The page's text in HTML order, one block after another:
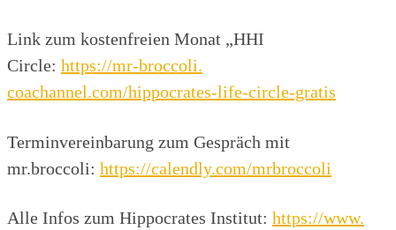
Link zum kostenfreien Monat „HHI
Circle: https://mr-broccoli.
coachannel.com/hippocrates-life-circle-gratis
Terminvereinbarung zum Gespräch mit
mr.broccoli: https://calendly.com/mrbroccoli
Alle Infos zum Hippocrates Institut: https://www.